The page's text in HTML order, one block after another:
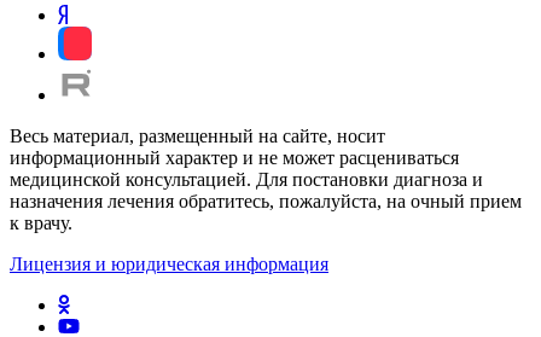
Весь материал, размещенный на сайте, носит
информационный характер и не может расцениваться
медицинской консультацией. Для постановки диагноза и
назначения лечения обратитесь, пожалуйста, на очный прием
к врачу.
Лицензия и юридическая информация